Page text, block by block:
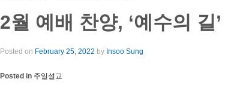
2월 예배 찬양, ‘예수의 길’
Posted on February 25, 2022 by Insoo Sung
Posted in 주일설교